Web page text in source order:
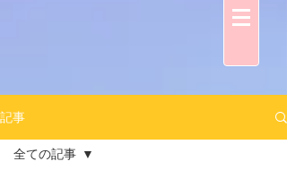
記事
全ての記事